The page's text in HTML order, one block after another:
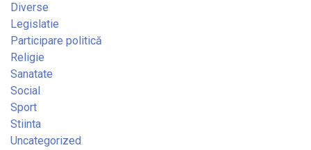
Diverse
Legislatie
Participare politică
Religie
Sanatate
Social
Sport
Stiinta
Uncategorized